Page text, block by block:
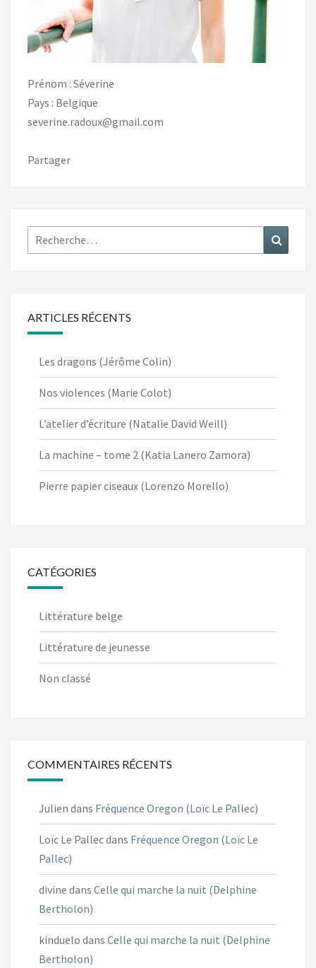
Prénom : Séverine
Pays : Belgique
severine.radoux@gmail.com
Partager
Rechercher :
ARTICLES RÉCENTS
Les dragons (Jérôme Colin)
Nos violences (Marie Colot)
L’atelier d’écriture (Natalie David Weill)
La machine – tome 2 (Katia Lanero Zamora)
Pierre papier ciseaux (Lorenzo Morello)
CATÉGORIES
Littérature belge
Littérature de jeunesse
Non classé
COMMENTAIRES RÉCENTS
Julien dans Fréquence Oregon (Loïc Le Pallec)
Loïc Le Pallecdans Fréquence Oregon (Loïc Le
Pallec)
divine dans Celle qui marche la nuit (Delphine
Bertholon)
kinduelo dans Celle qui marche la nuit (Delphine
Bertholon)